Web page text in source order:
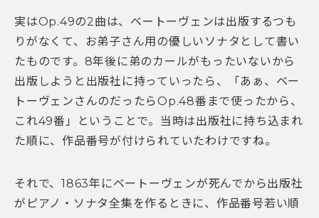
実はOp.49の2曲は、ベートーヴェンは出版するつも
りがなくて、お弟子さん用の優しいソナタとして書い
たものです。8年後に弟のカールがもったいないから
出版しようと出版社に持っていったら、「あぁ、ベー
トーヴェンさんのだったらOp.48番まで使ったから、
これ49番」ということで。当時は出版社に持ち込まれ
た順に、作品番号が付けられていたわけですね。
それで、1863年にベートーヴェンが死んでから出版社
がピアノ・ソナタ全集を作るときに、作品番号若い順